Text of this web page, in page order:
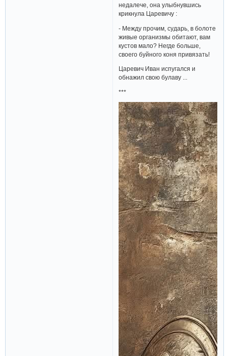
недалече, она улыбнувшись
крикнула Царевичу :
- Между прочим, сударь, в болоте
живые организмы обитают, вам
кустов мало? Негде больше,
своего буйного коня привязать!
Царевич Иван испугался и
обнажил свою булаву ...
***